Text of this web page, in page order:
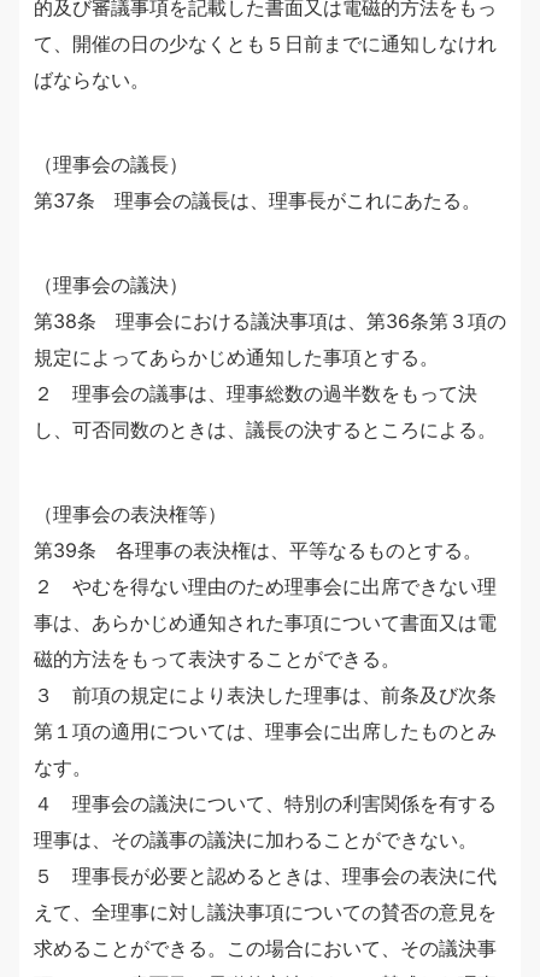
的及び審議事項を記載した書面又は電磁的方法をもっ
て、開催の日の少なくとも５日前までに通知しなけれ
ばならない。
（理事会の議長）
第37条 理事会の議長は、理事長がこれにあたる。
（理事会の議決）
第38条 理事会における議決事項は、第36条第３項の
規定によってあらかじめ通知した事項とする。
２ 理事会の議事は、理事総数の過半数をもって決
し、可否同数のときは、議長の決するところによる。
（理事会の表決権等）
第39条 各理事の表決権は、平等なるものとする。
２ やむを得ない理由のため理事会に出席できない理
事は、あらかじめ通知された事項について書面又は電
磁的方法をもって表決することができる。
３ 前項の規定により表決した理事は、前条及び次条
第１項の適用については、理事会に出席したものとみ
なす。
４ 理事会の議決について、特別の利害関係を有する
理事は、その議事の議決に加わることができない。
５ 理事長が必要と認めるときは、理事会の表決に代
えて、全理事に対し議決事項についての賛否の意見を
求めることができる。この場合において、その議決事